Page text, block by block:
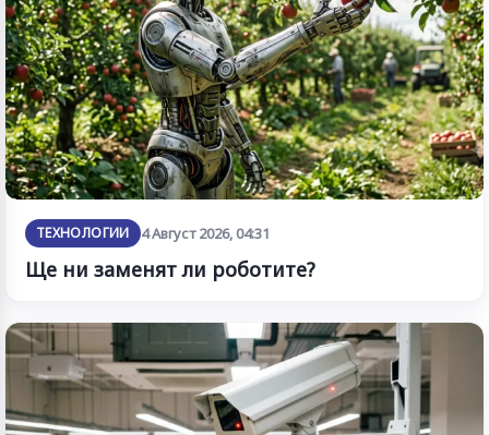
ТЕХНОЛОГИИ 4 Август 2026, 04:31
Ще ни заменят ли роботите?